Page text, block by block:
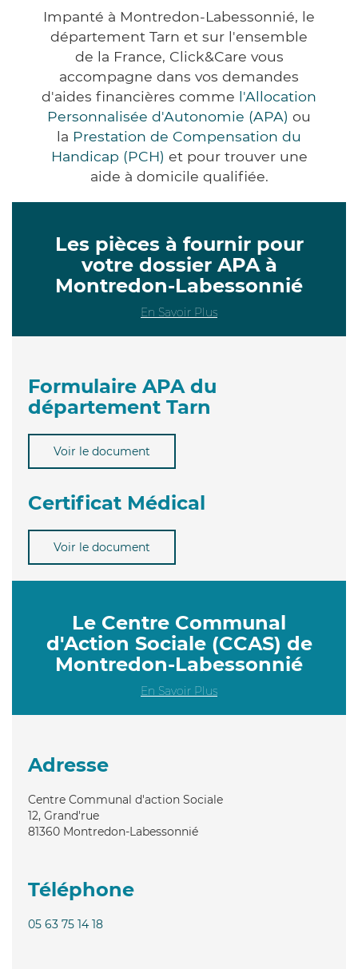
Impanté à Montredon-Labessonnié, le
département Tarn et sur l'ensemble
de la France, Click&Care vous
accompagne dans vos demandes
d'aides financières comme l'Allocation
Personnalisée d'Autonomie (APA) ou
la Prestation de Compensation du
Handicap (PCH) et pour trouver une
aide à domicile qualifiée.
Les pièces à fournir pour
votre dossier APA à
Montredon-Labessonnié
En Savoir Plus
Formulaire APA du
département Tarn
Voir le document
Certificat Médical
Voir le document
Le Centre Communal
d'Action Sociale (CCAS) de
Montredon-Labessonnié
En Savoir Plus
Adresse
Centre Communal d'action Sociale
12, Grand'rue
81360 Montredon-Labessonnié
Téléphone
05 63 75 14 18